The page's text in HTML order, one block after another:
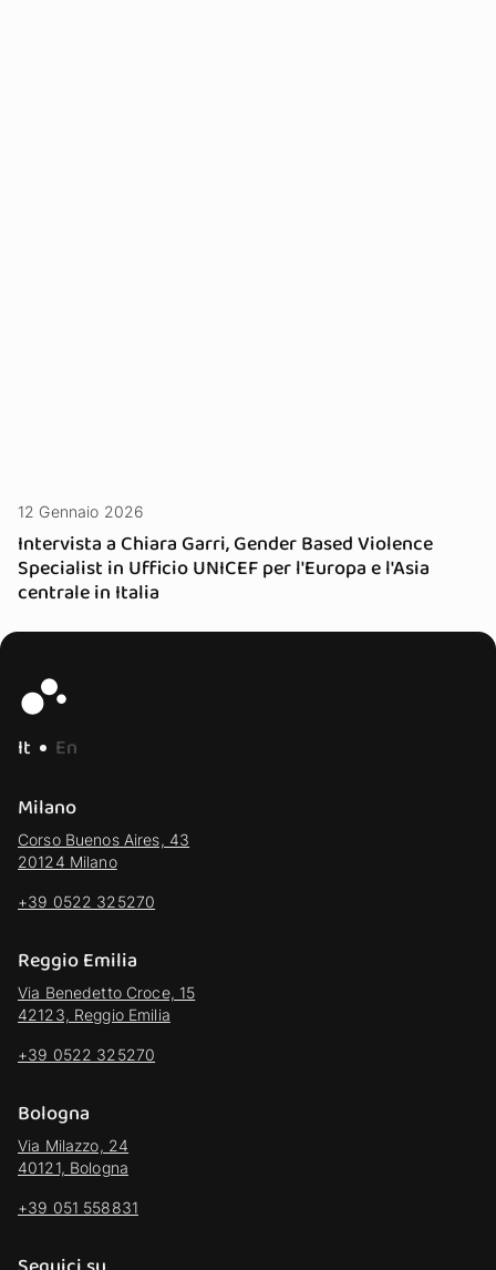
12 Gennaio 2026
Intervista a Chiara Garri, Gender Based Violence
Specialist in Ufficio UNICEF per l'Europa e l'Asia
centrale in Italia
It
En
Milano
Corso Buenos Aires, 43
20124 Milano
+39 0522 325270
Reggio Emilia
Via Benedetto Croce, 15
42123, Reggio Emilia
+39 0522 325270
Bologna
Via Milazzo, 24
40121, Bologna
+39 051 558831